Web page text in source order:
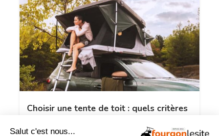
Choisir une tente de toit : quels critères